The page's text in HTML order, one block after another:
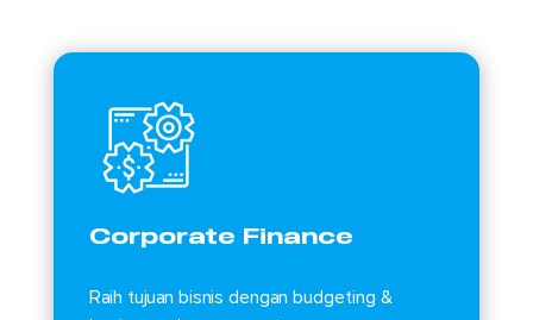
Corporate Finance
Raih tujuan bisnis dengan budgeting &